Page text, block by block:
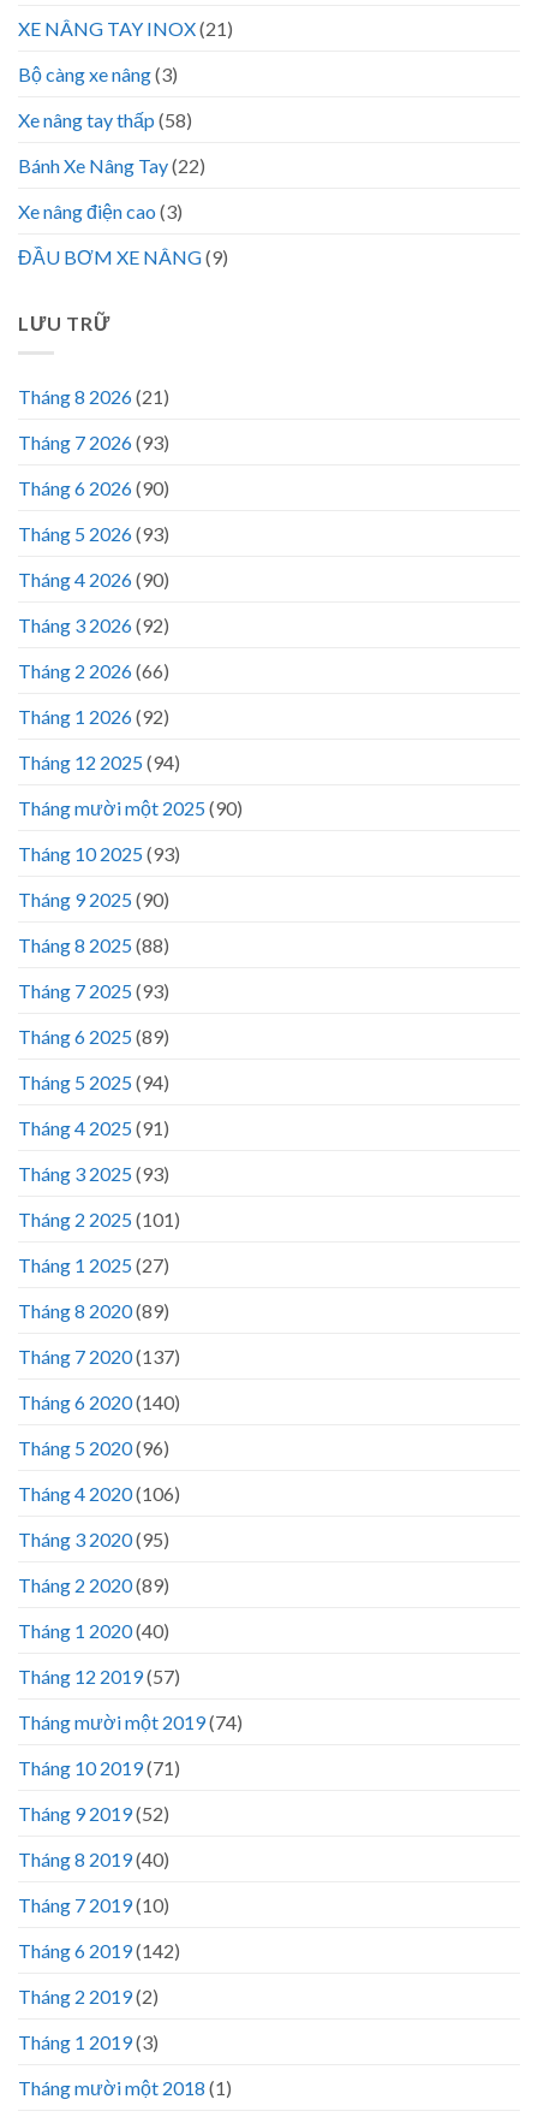
XE NÂNG TAY INOX(21)
Bộ càng xe nâng(3)
Xe nâng tay thấp (58)
Bánh Xe Nâng Tay(22)
Xe nâng điện cao (3)
ĐẦU BƠM XE NÂNG(9)
LƯU TRỮ
Tháng 8 2026(21)
Tháng 7 2026(93)
Tháng 6 2026(90)
Tháng 5 2026(93)
Tháng 4 2026(90)
Tháng 3 2026(92)
Tháng 2 2026(66)
Tháng 1 2026(92)
Tháng 12 2025(94)
Tháng mười một 2025(90)
Tháng 10 2025(93)
Tháng 9 2025(90)
Tháng 8 2025(88)
Tháng 7 2025(93)
Tháng 6 2025(89)
Tháng 5 2025(94)
Tháng 4 2025(91)
Tháng 3 2025(93)
Tháng 2 2025(101)
Tháng 1 2025(27)
Tháng 8 2020(89)
Tháng 7 2020(137)
Tháng 6 2020(140)
Tháng 5 2020(96)
Tháng 4 2020(106)
Tháng 3 2020(95)
Tháng 2 2020(89)
Tháng 1 2020(40)
Tháng 12 2019(57)
Tháng mười một 2019(74)
Tháng 10 2019(71)
Tháng 9 2019(52)
Tháng 8 2019(40)
Tháng 7 2019(10)
Tháng 6 2019(142)
Tháng 2 2019(2)
Tháng 1 2019(3)
Tháng mười một 2018 (1)